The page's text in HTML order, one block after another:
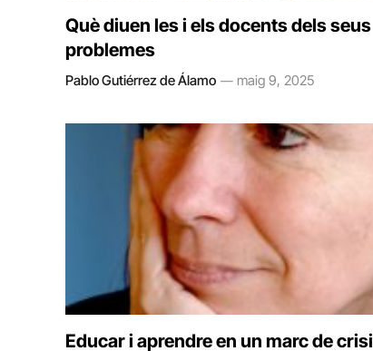
Què diuen les i els docents dels seus
problemes
Pablo Gutiérrez de Álamo maig 9, 2025
Educar i aprendre en un marc de crisi